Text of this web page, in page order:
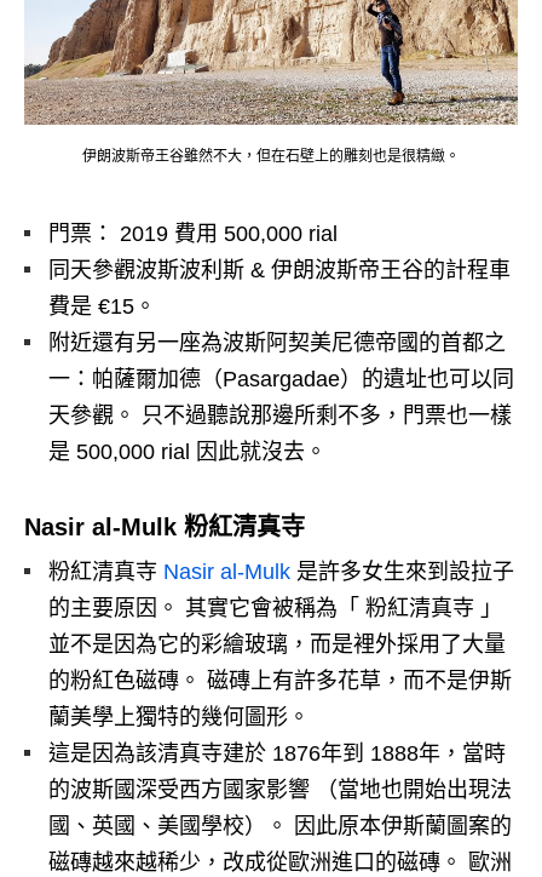
伊朗波斯帝王谷雖然不大，但在石壁上的雕刻也是很精緻。
門票： 2019 費用 500,000 rial
同天參觀波斯波利斯 & 伊朗波斯帝王谷的計程車
費是 €15。
附近還有另一座為波斯阿契美尼德帝國的首都之
一：帕薩爾加德（Pasargadae）的遺址也可以同
天參觀。 只不過聽說那邊所剩不多，門票也一樣
是 500,000 rial 因此就沒去。
Nasir al-Mulk 粉紅清真寺
粉紅清真寺 Nasir al-Mulk 是許多女生來到設拉子
的主要原因。 其實它會被稱為「 粉紅清真寺 」
並不是因為它的彩繪玻璃，而是裡外採用了大量
的粉紅色磁磚。 磁磚上有許多花草，而不是伊斯
蘭美學上獨特的幾何圖形。
這是因為該清真寺建於 1876年到 1888年，當時
的波斯國深受西方國家影響 （當地也開始出現法
國、英國、美國學校）。 因此原本伊斯蘭圖案的
磁磚越來越稀少，改成從歐洲進口的磁磚。 歐洲